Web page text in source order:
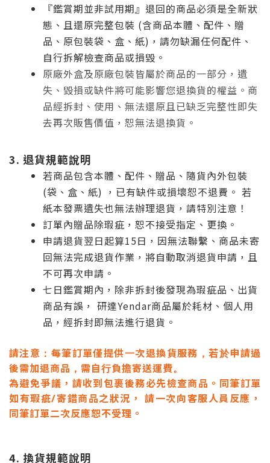
『鑑賞期並非試用期』退回的商品必須是全新狀
態、且還原完整包裝 (含商品本體、配件、贈
品、原包裝袋、盒、紙)，請勿缺漏任何配件、
自行拆解檢查商品或損毀。
原廠外盒及原廠包裝皆屬於商品的一部分，遺
失、毀損或缺件將可能影響您退換貨的權益。商
品經拆封、使用、無法還原且已缺乏完整性即失
去再次販售價值，恕無法退換貨。
3. 退貨規範說明
若商品包含本體、配件、贈品、隨貨內外包裝
(袋、盒、紙) ，已有缺件或損壞恕不退費。 若
紙本發票遺失也無法辦理退貨，請特別注意！
訂單內贈品除瑕疵，恕不接受指定、更換。
申請退貨翌日起算15日，因無法聯繫、商品未寄
回無法完成退貨作業，將自動取消退貨申請，且
不可再次申請。
七日鑑賞期內，除非拆封後發現為瑕疵品、出貨
商品有誤， 研達Yendar商品屬於耗材、個人用
品，經拆封即無法進行退貨。
請注意：每筆訂單僅提供一次退換貨服務，若於申請過
後需加退商品，需自行負擔寄送運費。
為避免爭議，請收到包裹後務必先檢查商品。同筆訂單
如有瑕疵/寄錯商品之狀況， 請一次向客服人員反應，
同筆訂單二次反應恕不受理。
4. 換貨規範說明